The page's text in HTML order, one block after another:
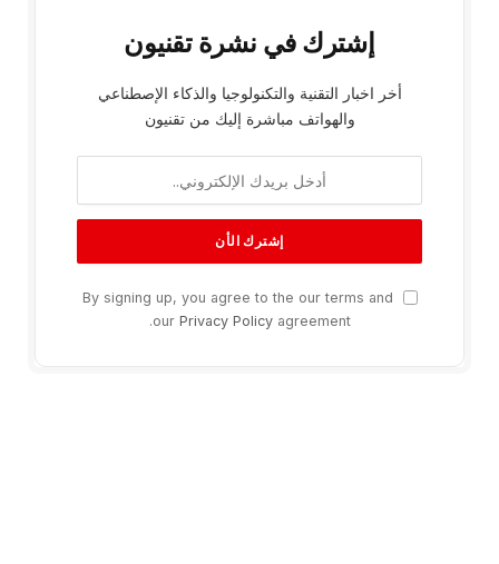
إشترك في نشرة تقنيون
أخر اخبار التقنية والتكنولوجيا والذكاء الإصطناعي
والهواتف مباشرة إليك من تقنيون
By signing up, you agree to the our terms and
our Privacy Policyagreement.